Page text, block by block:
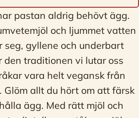
pastan aldrig behövt ägg.
och ljummet vatten
seg, gyllene och underbart
traditionen vi lutar oss
vara helt vegansk från
Glöm allt du hört om att färsk
ägg. Med rätt mjöl och